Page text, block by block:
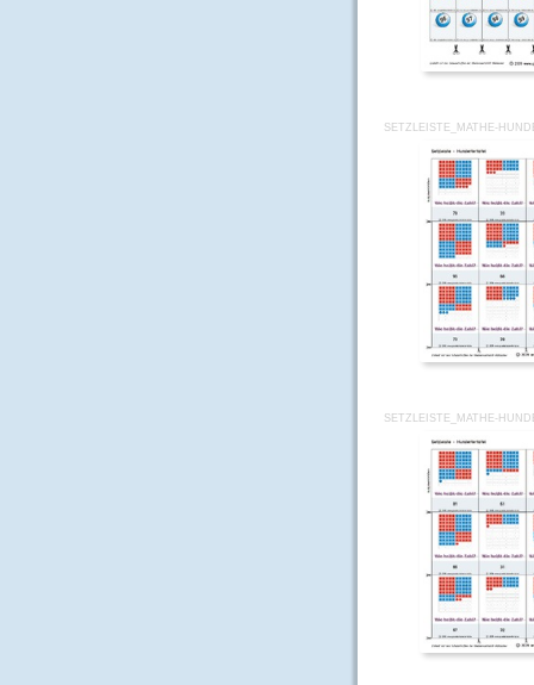
SETZLEISTE_MATHE-
SETZLEISTE_MATHE-